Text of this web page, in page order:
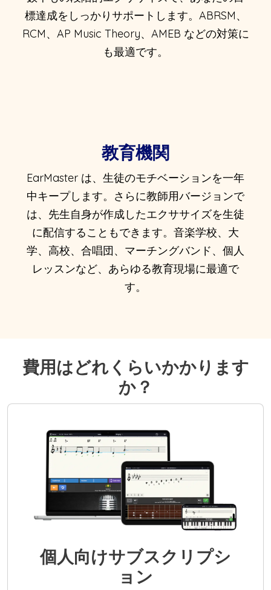
標達成をしっかりサポートします。ABRSM、
RCM、AP Music Theory、AMEB などの対策に
も最適です。
教育機関
EarMaster は、生徒のモチベーションを一年
中キープします。さらに教師用バージョンで
は、先生自身が作成したエクササイズを生徒
に配信することもできます。音楽学校、大
学、高校、合唱団、マーチングバンド、個人
レッスンなど、あらゆる教育現場に最適で
す。
費用はどれくらいかかります
か？
個人向けサブスクリプシ
ョン